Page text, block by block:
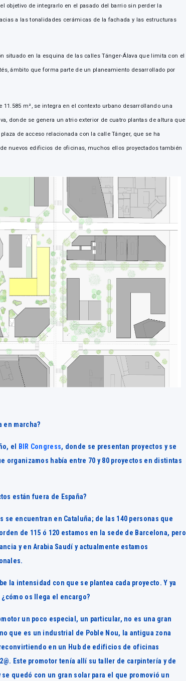
objetivo de integrarlo en el pasado del barrio sin perder la
a las tonalidades cerámicas de la fachada y las estructuras
situado en la esquina de las calles Tánger-Álava que limita con el
ámbito que forma parte de un planeamiento desarrollado por
m², se integra en el contexto urbano desarrollando una
donde se genera un atrio exterior de cuatro plantas de altura que
de acceso relacionada con la calle Tánger, que se ha
nuevos edificios de oficinas, muchos ellos proyectados también
en marcha?
el BIR Congress, donde se presentan proyectos y se
organizamos había entre 70 y 80 proyectos en distintas
están fuera de España?
se encuentran en Cataluña; de las 140 personas que
de 115 ó 120 estamos en la sede de Barcelona, pero
y en Arabia Saudí y actualmente estamos
la intensidad con que se plantea cada proyecto. Y ya
os llega el encargo?
un poco especial, un particular, no es una gran
que es un industrial de Poble Nou, la antigua zona
en un Hub de edificios de oficinas
Este promotor tenía allí su taller de carpintería y de
quedó con un gran solar para el que promovió un